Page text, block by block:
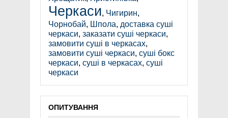
Черкаси, Чигирин,
Чорнобай, Шпола, доставка суші
черкаси, заказати суші черкаси,
замовити суші в черкасах,
замовити суші черкаси, суші бокс
черкаси, суші в черкасах, суші
черкаси
ОПИТУВАННЯ